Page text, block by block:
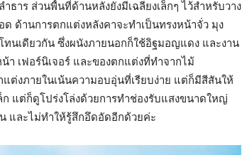
าร ส่วนพื้นที่ด้านหลังยังมีเฉลียงเล็กๆ ไว้สำหรับวาง
ด ด้านการตกแต่งหลังคาจะทำเป็นทรงหน้าจั่ว มุง
ทนเดียวกัน ซึ่งผนังภายนอกก็ใช้อิฐมอญแดง และงาน
า เฟอร์นิเจอร์ และของตกแต่งที่ทำจากไม้
ต่งภายในเน้นความอบอุ่นที่เรียบง่าย แต่ก็มีสีสันให้
แต่ก็ดูโปร่งโล่งด้วยการทำช่องรับแสงขนาดใหญ่
และไม่ทำให้รู้สึกอึดอัดอีกด้วยค่ะ